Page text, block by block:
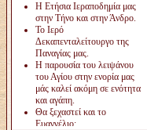
Η Ετήσια Ιεραποδημία μας
στην Τήνο και στην Άνδρο.
Το Ιερό
Δεκαπενταλείτουργο της
Παναγίας μας.
Η παρουσία του λειψάνου
του Αγίου στην ενορία μας
μάς καλεί ακόμη σε ενότητα
και αγάπη.
Θα ξεχαστεί και το
Ευαγγέλιο;